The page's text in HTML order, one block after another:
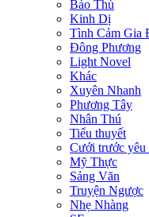
Báo Thù
Kinh Dị
Tình Cảm Gia
Đông Phương
Light Novel
Khác
Xuyên Nhanh
Phương Tây
Nhân Thú
Tiểu thuyết
Cưới trước yêu
Mỹ Thực
Sảng Văn
Truyện Ngược
Nhẹ Nhàng